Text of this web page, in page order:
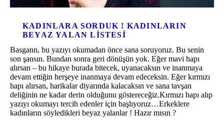
KADINLARA SORDUK ! KADINLARIN
BEYAZ YALAN LISTESI
Basgann, bu yazıyı okumadan önce sana soruyoruz. Bu senin
son şansın. Bundan sonra geri dönüşün yok. Eğer mavi hapı
alırsan – bu hikaye burada bitecek, uyanacaksın ve inanmaya
devam ettiğin herşeye inanmaya devam edeceksin. Eğer kırmızı
hapı alırsan, harikalar diyarında kalacaksın ve sana tavşan
deliğinin ne kadar derin olduğunu göstereceğiz.Kırmızı hapı alıp
yazıyı okumayı tercih edenler için başlıyoruz…Erkeklere
kadınların söyledikleri beyaz yalanlar ! Hazır mısın ?